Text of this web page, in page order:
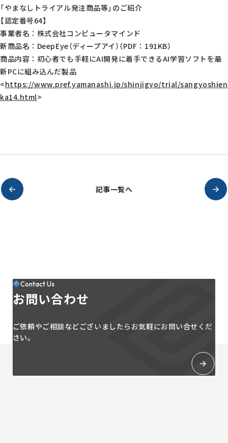
「やまなしトライアル発注商品等」のご紹介
【認定番号64】
事業者名：株式会社コンピュータマインド
新商品名：DeepEye（ディープアイ）（PDF：191KB）
商品内容：初心者でも手軽にAI開発に着手できるAI学習ソフトを最
新PCに組み込んだ製品
<https://www.pref.yamanashi.jp/shinjigyo/trial/sangyoshien
ka14.html>
記事一覧へ
Contact Us
お問い合わせ
ご依頼やご相談などございましたらお気軽にお問い合せくだ
さい。